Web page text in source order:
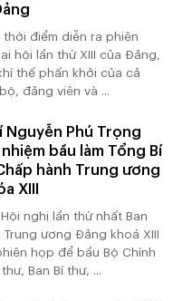
thời điểm diễn ra phiên
hội lần thứ XIII của Đảng,
thế phấn khởi của cả
đảng viên và ...
Phú Trọng
bầu làm Tổng Bí
hành Trung ương
XIII
nghị lần thứ nhất Ban
ương Đảng khoá XIII
họp để bầu Bộ Chính
Ban Bí thư, ...